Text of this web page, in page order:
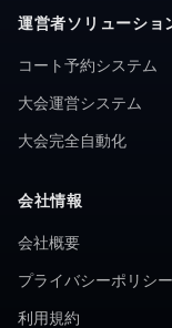
運営者ソリューショ
コート予約システム
大会運営システム
大会完全自動化
会社情報
会社概要
プライバシーポリシー
利用規約